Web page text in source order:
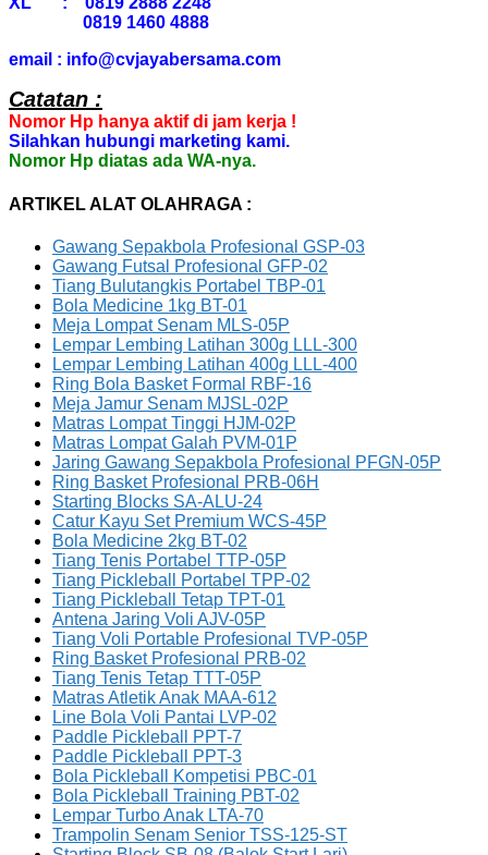
0819 1460 4888
email : info@cvjayabersama.com
Catatan :
Nomor Hp hanya aktif di jam kerja !
Silahkan hubungi marketing kami.
Nomor Hp diatas ada WA-nya.
ARTIKEL ALAT OLAHRAGA :
Gawang Sepakbola Profesional GSP-03
Gawang Futsal Profesional GFP-02
Tiang Bulutangkis Portabel TBP-01
Bola Medicine 1kg BT-01
Meja Lompat Senam MLS-05P
Lempar Lembing Latihan 300g LLL-300
Lempar Lembing Latihan 400g LLL-400
Ring Bola Basket Formal RBF-16
Meja Jamur Senam MJSL-02P
Matras Lompat Tinggi HJM-02P
Matras Lompat Galah PVM-01P
Jaring Gawang Sepakbola Profesional PFGN-05P
Ring Basket Profesional PRB-06H
Starting Blocks SA-ALU-24
Catur Kayu Set Premium WCS-45P
Bola Medicine 2kg BT-02
Tiang Tenis Portabel TTP-05P
Tiang Pickleball Portabel TPP-02
Tiang Pickleball Tetap TPT-01
Antena Jaring Voli AJV-05P
Tiang Voli Portable Profesional TVP-05P
Ring Basket Profesional PRB-02
Tiang Tenis Tetap TTT-05P
Matras Atletik Anak MAA-612
Line Bola Voli Pantai LVP-02
Paddle Pickleball PPT-7
Paddle Pickleball PPT-3
Bola Pickleball Kompetisi PBC-01
Bola Pickleball Training PBT-02
Lempar Turbo Anak LTA-70
Trampolin Senam Senior TSS-125-ST